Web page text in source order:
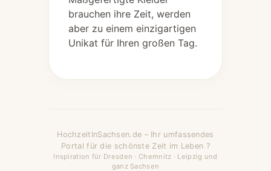
brauchen ihre Zeit, werden
aber zu einem einzigartigen
Unikat für Ihren großen Tag.
HochzeitInSachsen.de – Ihr umfassendes
Portal für die schönste Zeit im Leben ?
Inspiration für Dresden · Chemnitz · Leipzig und
ganz Sachsen